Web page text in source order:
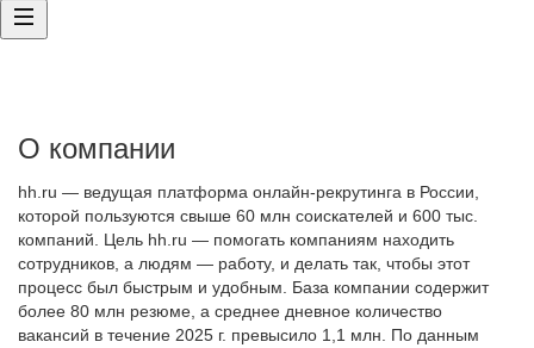
О компании
hh.ru — ведущая платформа онлайн-рекрутинга в России,
которой пользуются свыше 60 млн соискателей и 600 тыс.
компаний. Цель hh.ru — помогать компаниям находить
сотрудников, а людям — работу, и делать так, чтобы этот
процесс был быстрым и удобным. База компании содержит
более 80 млн резюме, а среднее дневное количество
вакансий в течение 2025 г. превысило 1,1 млн. По данным